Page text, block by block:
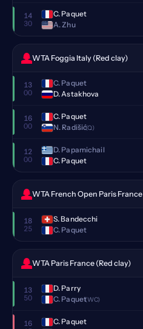
14
30
C. Paquet
A. Zhu
WTA Foggia Italy (Red clay)
13
00
C. Paquet
D. Astakhova
16
00
C. Paquet
N. Radišić(Q)
12
00
D. Papamichail
C. Paquet
18
25
S. Bandecchi
C. Paquet
WTA Paris France (Red clay)
13
50
D. Parry
C. Paquet(WC)
16
C. Paquet